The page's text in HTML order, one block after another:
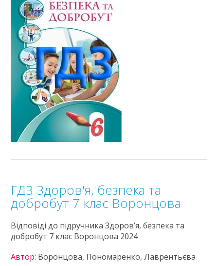
ГДЗ Здоров'я, безпека та
добробут 7 клас Воронцова
Відповіді до підручника Здоров’я, безпека та
добробут 7 клас Воронцова 2024
Автор: Воронцова, Пономаренко, Лаврентьєва